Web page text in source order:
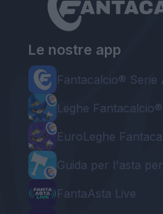
Le nostre app
Fantacalcio® Serie
Leghe
EuroLeghe
Guida per l'asta
FantaAsta Live